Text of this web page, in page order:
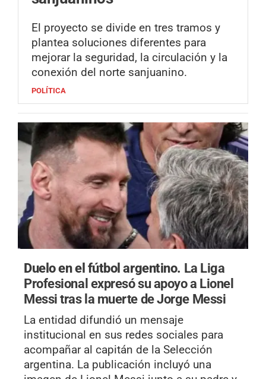
El proyecto se divide en tres tramos y
plantea soluciones diferentes para
mejorar la seguridad, la circulación y la
conexión del norte sanjuanino.
POLÍTICA
Duelo en el fútbol argentino. La Liga
Profesional expresó su apoyo a Lionel
Messi tras la muerte de Jorge Messi
La entidad difundió un mensaje
institucional en sus redes sociales para
acompañar al capitán de la Selección
argentina. La publicación incluyó una